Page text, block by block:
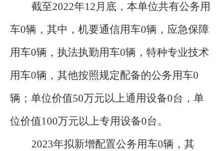
截至2022年12月底，本单位共有公务用
车0辆，其中，机要通信用车0辆，应急保障
用车0辆，执法执勤用车0辆，特种专业技术
用车0辆，其他按照规定配备的公务用车0
辆；单位价值50万元以上通用设备0台，单
位价值100万元以上专用设备0台。
2023年拟新增配置公务用车0辆，其